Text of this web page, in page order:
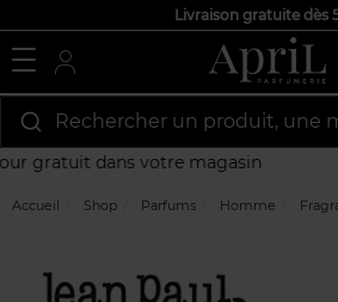
Livraison gratuite dès
Rechercher un produit, une
gratuit dans votre magasin
Accueil Shop Parfums Homme